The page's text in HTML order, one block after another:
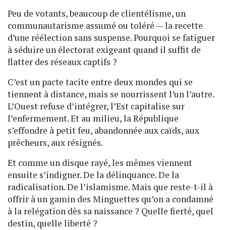
Peu de votants, beaucoup de clientélisme, un
communautarisme assumé ou toléré — la recette
d’une réélection sans suspense. Pourquoi se fatiguer
à séduire un électorat exigeant quand il suffit de
flatter des réseaux captifs ?
C’est un pacte tacite entre deux mondes qui se
tiennent à distance, mais se nourrissent l’un l’autre.
L’Ouest refuse d’intégrer, l’Est capitalise sur
l’enfermement. Et au milieu, la République
s’effondre à petit feu, abandonnée aux caïds, aux
prêcheurs, aux résignés.
Et comme un disque rayé, les mêmes viennent
ensuite s’indigner. De la délinquance. De la
radicalisation. De l’islamisme. Mais que reste-t-il à
offrir à un gamin des Minguettes qu’on a condamné
à la relégation dès sa naissance ? Quelle fierté, quel
destin, quelle liberté ?